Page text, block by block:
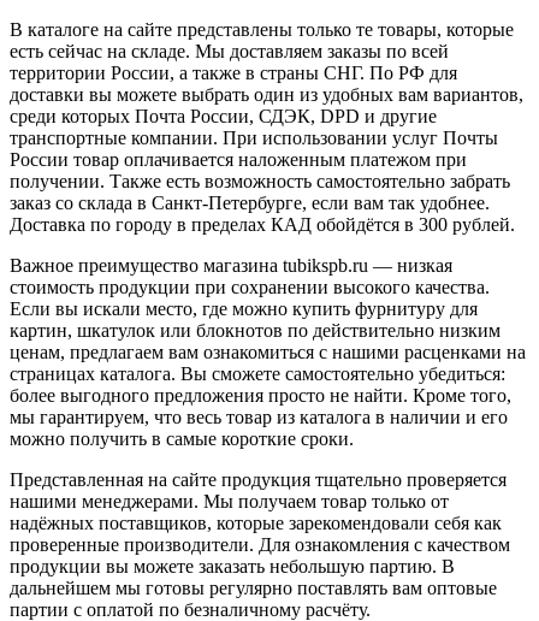
В каталоге на сайте представлены только те товары, которые
есть сейчас на складе. Мы доставляем заказы по всей
территории России, а также в страны СНГ. По РФ для
доставки вы можете выбрать один из удобных вам вариантов,
среди которых Почта России, СДЭК, DPD и другие
транспортные компании. При использовании услуг Почты
России товар оплачивается наложенным платежом при
получении. Также есть возможность самостоятельно забрать
заказ со склада в Санкт-Петербурге, если вам так удобнее.
Доставка по городу в пределах КАД обойдётся в 300 рублей.
Важное преимущество магазина tubikspb.ru — низкая
стоимость продукции при сохранении высокого качества.
Если вы искали место, где можно купить фурнитуру для
картин, шкатулок или блокнотов по действительно низким
ценам, предлагаем вам ознакомиться с нашими расценками на
страницах каталога. Вы сможете самостоятельно убедиться:
более выгодного предложения просто не найти. Кроме того,
мы гарантируем, что весь товар из каталога в наличии и его
можно получить в самые короткие сроки.
Представленная на сайте продукция тщательно проверяется
нашими менеджерами. Мы получаем товар только от
надёжных поставщиков, которые зарекомендовали себя как
проверенные производители. Для ознакомления с качеством
продукции вы можете заказать небольшую партию. В
дальнейшем мы готовы регулярно поставлять вам оптовые
партии с оплатой по безналичному расчёту.